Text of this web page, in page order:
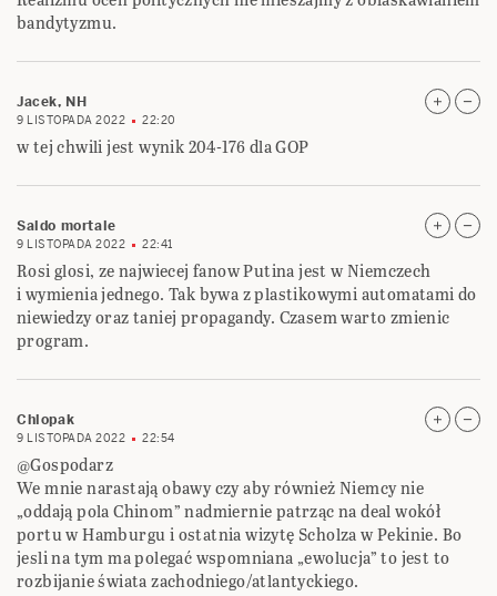
bandytyzmu.
Jacek, NH
9 LISTOPADA 2022 22:20
w tej chwili jest wynik 204-176 dla GOP
Saldo mortale
9 LISTOPADA 2022 22:41
Rosi glosi, ze najwiecej fanow Putina jest w Niemczech
i wymienia jednego. Tak bywa z plastikowymi automatami do
niewiedzy oraz taniej propagandy. Czasem warto zmienic
program.
Chlopak
9 LISTOPADA 2022 22:54
@Gospodarz
We mnie narastają obawy czy aby również Niemcy nie
„oddają pola Chinom” nadmiernie patrząc na deal wokół
portu w Hamburgu i ostatnia wizytę Scholza w Pekinie. Bo
jesli na tym ma polegać wspomniana „ewolucja” to jest to
rozbijanie świata zachodniego/atlantyckiego.